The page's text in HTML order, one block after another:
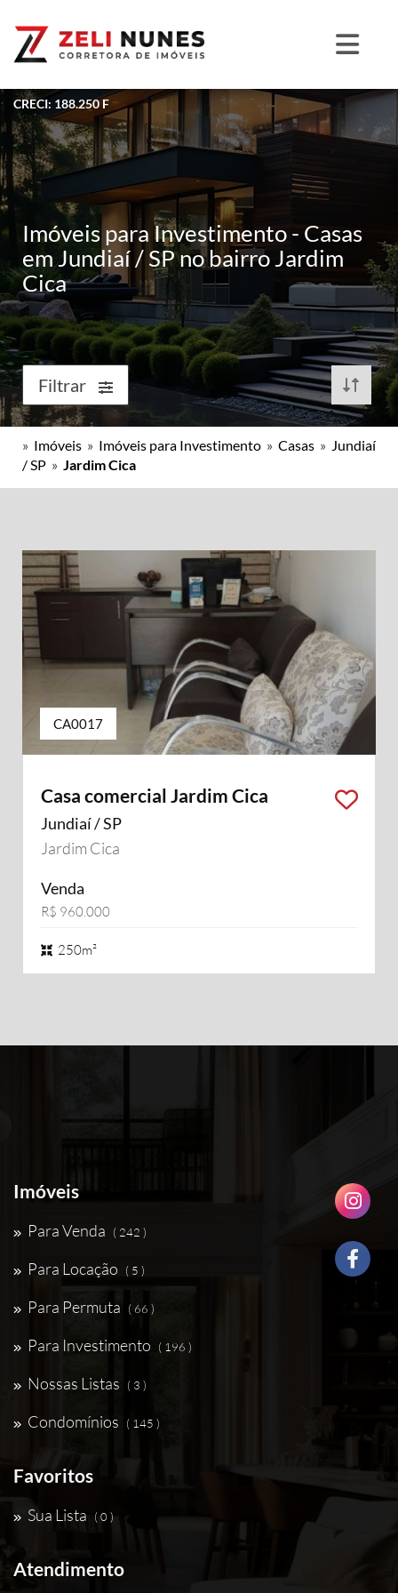
CRECI: 188.250 F
Imóveis para Investimento - Casas
em Jundiaí / SP no bairro Jardim
Cica
Filtrar
» Imóveis » Imóveis para Investimento » Casas » Jundiaí
/ SP » Jardim Cica
CA0017
Casa comercial Jardim Cica
Jundiaí / SP
Jardim Cica
Venda
R$ 960.000
250m²
Imóveis
Para Venda ( 242 )
Para Locação ( 5 )
Para Permuta ( 66 )
Para Investimento ( 196 )
Nossas Listas ( 3 )
Condomínios ( 145 )
Favoritos
Sua Lista ( 0 )
Atendimento